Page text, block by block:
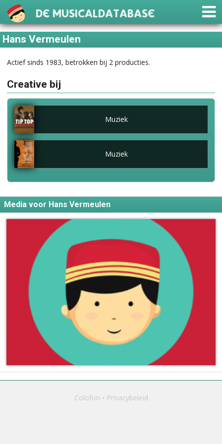
De Musicaldatabase
Hans Vermeulen
Actief sinds 1983, betrokken bij 2 producties.
Creative bij
Muziek
Muziek
Media voor Hans Vermeulen
Colofon Privacybeleid